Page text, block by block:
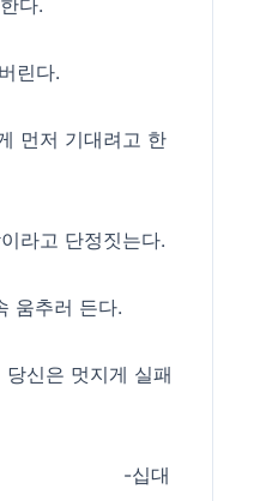
다.
린다.
먼저 기대려고 한
라고 단정짓는다.
움추러 든다.
지게 실패
대